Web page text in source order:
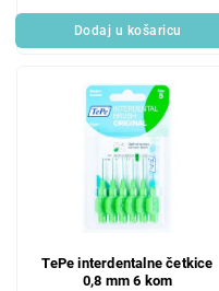
Dodaj u košaricu
TePe interdentalne četkice
0,8 mm 6 kom